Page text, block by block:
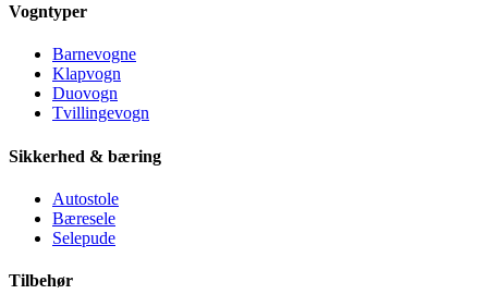
Vogntyper
Barnevogne
Klapvogn
Duovogn
Tvillingevogn
Sikkerhed & bæring
Autostole
Bæresele
Selepude
Tilbehør